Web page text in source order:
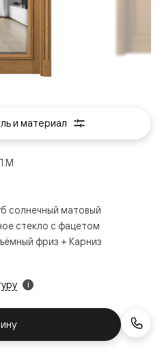
i
солнечный матовый
стекло с фацетом
фриз + Карниз
и материал